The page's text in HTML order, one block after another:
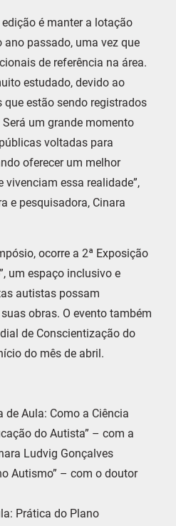
é manter a lotação
passado, uma vez que
de referência na área.
estudado, devido ao
que estão sendo registrados
um grande momento
voltadas para
oferecer um melhor
essa realidade”,
e pesquisadora, Cinara
ocorre a 2ª Exposição
um espaço inclusivo e
autistas possam
obras. O evento também
de Conscientização do
do mês de abril.
de Aula: Como a Ciência
do Autista” – com a
Ludvig Gonçalves
Autismo” – com o doutor
Prática do Plano